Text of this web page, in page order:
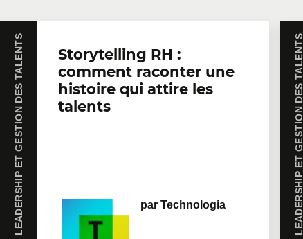
LEADERSHIP ET GESTION DES TALENTS
Storytelling RH :
comment raconter une
histoire qui attire les
talents
par Technologia LEADERSHIP ET GESTION DES TALENTS